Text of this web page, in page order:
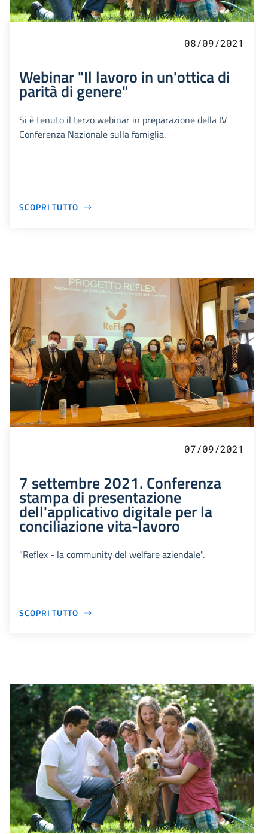
08/09/2021
Webinar "Il lavoro in un'ottica di
parità di genere"
Si è tenuto il terzo webinar in preparazione della IV
Conferenza Nazionale sulla famiglia.
SCOPRI TUTTO
07/09/2021
7 settembre 2021. Conferenza
stampa di presentazione
dell'applicativo digitale per la
conciliazione vita-lavoro
"Reflex - la community del welfare aziendale".
SCOPRI TUTTO